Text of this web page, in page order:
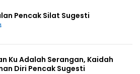
Pencak Silat Sugesti
Ku Adalah Serangan, Kaidah
Diri Pencak Sugesti